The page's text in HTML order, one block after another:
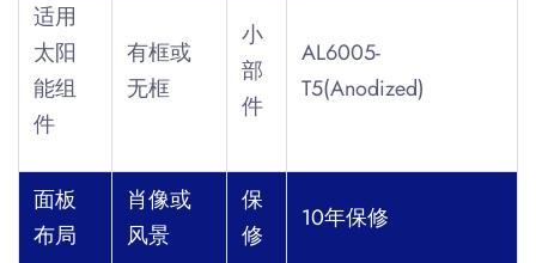
适用
太阳
能组
件
有框或
无框
小
部
件
AL6005-
T5(Anodized)
面板
布局
肖像或
风景
保
修
10年保修